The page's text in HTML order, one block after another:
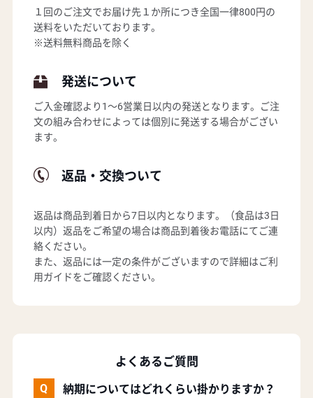
１回のご注文でお届け先１か所につき全国一律800円の
送料をいただいております。
※送料無料商品を除く
発送について
ご入金確認より1～6営業日以内の発送となります。ご注
文の組み合わせによっては個別に発送する場合がござい
ます。
返品・交換ついて
返品は商品到着日から7日以内となります。（食品は3日
以内）返品をご希望の場合は商品到着後お電話にてご連
絡ください。
また、返品には一定の条件がございますので詳細はご利
用ガイドをご確認ください。
よくあるご質問
納期についてはどれくらい掛かりますか？